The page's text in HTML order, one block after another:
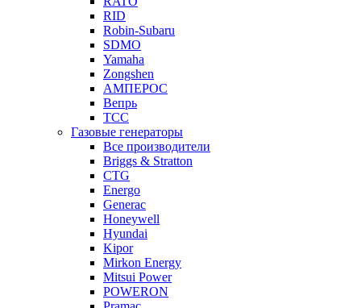
RID
Robin-Subaru
SDMO
Yamaha
Zongshen
АМПЕРОС
Вепрь
ТСС
Газовые генераторы
Все производители
Briggs & Stratton
CTG
Energo
Generac
Honeywell
Hyundai
Kipor
Mirkon Energy
Mitsui Power
POWERON